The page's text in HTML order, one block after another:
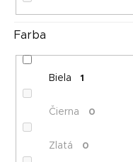
v
Farba
Biela 1
Čierna 0
Zlatá 0